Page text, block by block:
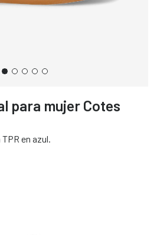
para mujer Cotes
en azul.